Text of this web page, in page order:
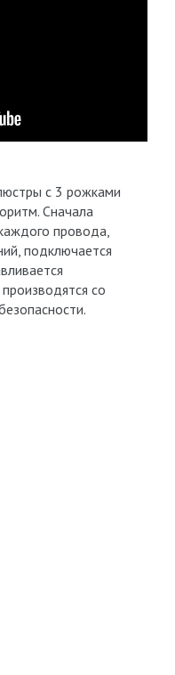
с 3 рожками
Сначала
провода,
подключается
со